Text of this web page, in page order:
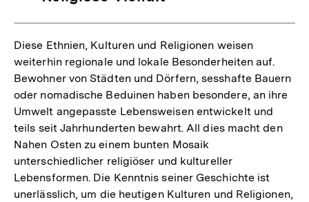
Diese Ethnien, Kulturen und Religionen weisen
weiterhin regionale und lokale Besonderheiten auf.
Bewohner von Städten und Dörfern, sesshafte Bauern
oder nomadische Beduinen haben besondere, an ihre
Umwelt angepasste Lebensweisen entwickelt und
teils seit Jahrhunderten bewahrt. All dies macht den
Nahen Osten zu einem bunten Mosaik
unterschiedlicher religiöser und kultureller
Lebensformen. Die Kenntnis seiner Geschichte ist
unerlässlich, um die heutigen Kulturen und Religionen,